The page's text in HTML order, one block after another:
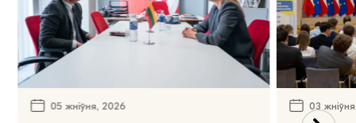
05 жніўня, 2026 03